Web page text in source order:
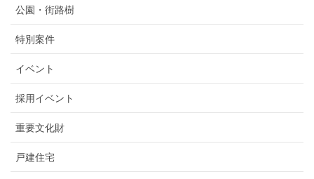
公園・街路樹
特別案件
イベント
採用イベント
重要文化財
戸建住宅